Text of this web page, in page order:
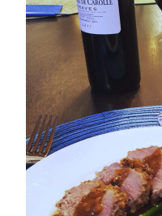
NOUS CONTACTER
SEARCH